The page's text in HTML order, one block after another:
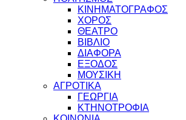
ΚΙΝΗΜΑΤΟΓΡΑΦΟΣ
ΧΟΡΟΣ
ΘΕΑΤΡΟ
ΒΙΒΛΙΟ
ΔΙΑΦΟΡΑ
ΕΞΟΔΟΣ
ΜΟΥΣΙΚΗ
ΑΓΡΟΤΙΚΑ
ΓΕΩΡΓΙΑ
ΚΤΗΝΟΤΡΟΦΙΑ